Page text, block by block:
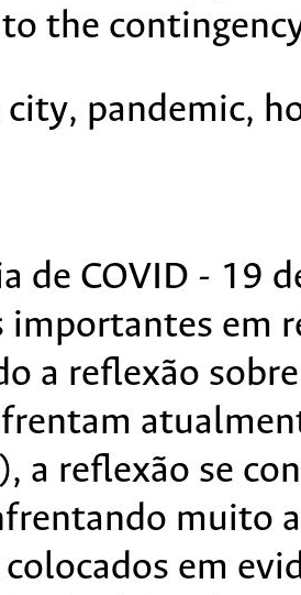
the
city, pandemic,
de COVID - 19
importantes em
a reflexão
a reflexão se
muito
em